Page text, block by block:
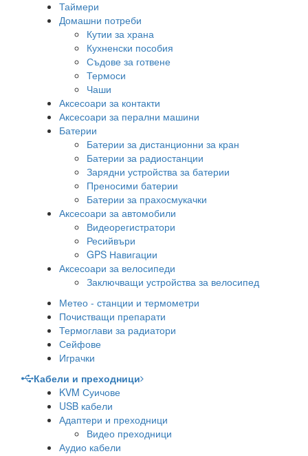
Таймери
Домашни потреби
Кутии за храна
Кухненски пособия
Съдове за готвене
Термоси
Чаши
Аксесоари за контакти
Аксесоари за перални машини
Батерии
Батерии за дистанционни за кран
Батерии за радиостанции
Зарядни устройства за батерии
Преносими батерии
Батерии за прахосмукачки
Аксесоари за автомобили
Видеорегистратори
Ресийвъри
GPS Навигации
Аксесоари за велосипеди
Заключващи устройства за велосипед
Метео - станции и термометри
Почистващи препарати
Термоглави за радиатори
Сейфове
Играчки
Кабели и преходници
KVM Суичове
USB кабели
Адаптери и преходници
Видео преходници
Аудио кабели